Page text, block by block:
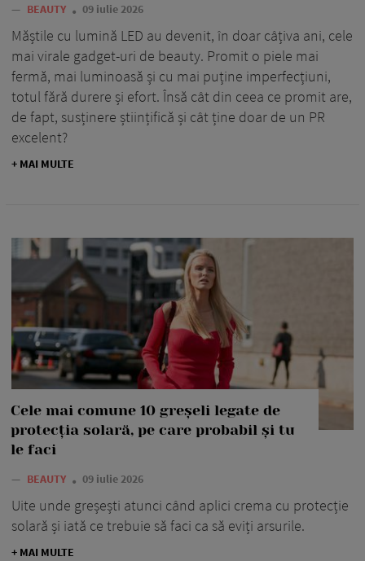
— BEAUTY 09 iulie 2026
Măștile cu lumină LED au devenit, în doar câțiva ani, cele
mai virale gadget-uri de beauty. Promit o piele mai
fermă, mai luminoasă și cu mai puține imperfecțiuni,
totul fără durere și efort. Însă cât din ceea ce promit are,
de fapt, susținere științifică și cât ține doar de un PR
excelent?
+ MAI MULTE
Cele mai comune 10 greșeli legate de
protecția solară, pe care probabil și tu
le faci
— BEAUTY 09 iulie 2026
Uite unde greșești atunci când aplici crema cu protecție
solară și iată ce trebuie să faci ca să eviți arsurile.
+ MAI MULTE